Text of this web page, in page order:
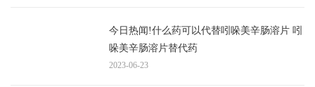
今日热闻!什么药可以代替吲哚美辛肠溶片 吲
哚美辛肠溶片替代药
2023-06-23